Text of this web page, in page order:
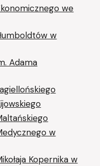
we
w
Adama
w
Kopernika w